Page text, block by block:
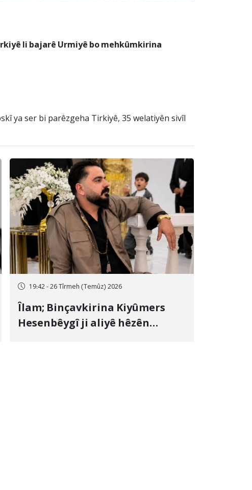
li bajarê Urmiyê bo mehkûmkirina
ya ser bi parêzgeha Tirkiyê, 35 welatiyên sivîl
19:42 - 26 Tîrmeh (Temûz) 2026
Îlam; Binçavkirina Kiyûmers
Hesenbêygî ji aliyê hêzên